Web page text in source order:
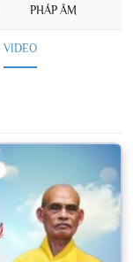
PHÁP ÂM
VIDEO